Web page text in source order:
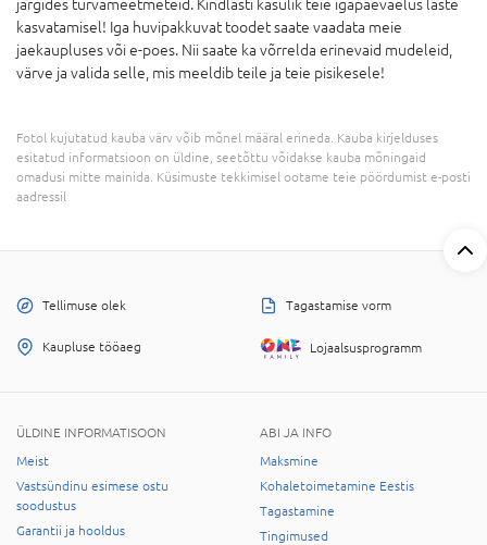
järgides turvameetmeteid. Kindlasti kasulik teie igapäevaelus laste
kasvatamisel! Iga huvipakkuvat toodet saate vaadata meie
jaekaupluses või e-poes. Nii saate ka võrrelda erinevaid mudeleid,
värve ja valida selle, mis meeldib teile ja teie pisikesele!
Fotol kujutatud kauba värv võib mõnel määral erineda. Kauba kirjelduses
esitatud informatsioon on üldine, seetõttu võidakse kauba mõningaid
omadusi mitte mainida. Küsimuste tekkimisel ootame teie pöördumist e-posti
aadressil
Tellimuse olek Tagastamise vorm
Kaupluse tööaeg Lojaalsusprogramm
ÜLDINE INFORMATISOON
Meist
Vastsündinu esimese ostu
soodustus
Garantii ja hooldus
ABI JA INFO
Maksmine
Kohaletoimetamine Eestis
Tagastamine
Tingimused